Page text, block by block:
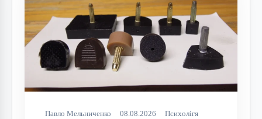
Павло Мельниченко 08.08.2026 Психолігя